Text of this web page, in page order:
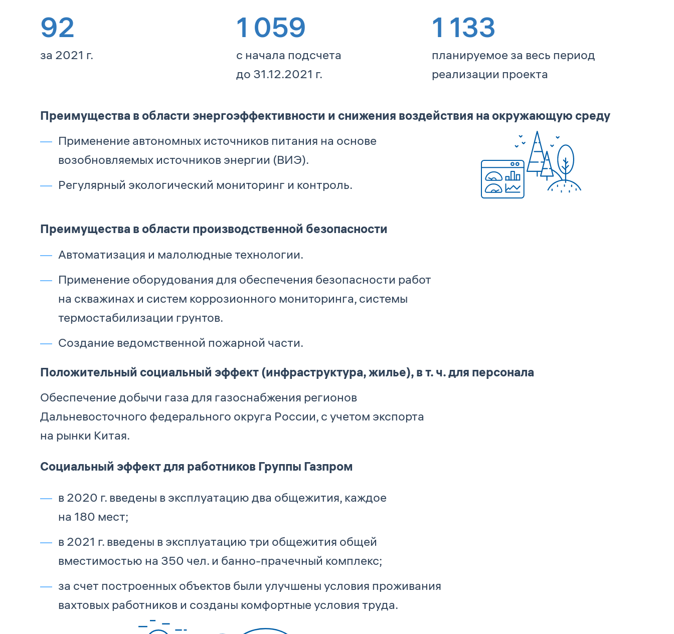
92
за 2021 г.
1 059
с начала подсчета
до 31.12.2021 г.
1 133
планируемое за весь период
реализации проекта
Преимущества в области энергоэффективности и снижения воздействия на окружающую среду
Применение автономных источников питания на основе
возобновляемых источников энергии (ВИЭ).
Регулярный экологический мониторинг и контроль.
Преимущества в области производственной безопасности
Автоматизация и малолюдные технологии.
Применение оборудования для обеспечения безопасности работ
на скважинах и систем коррозионного мониторинга, системы
термостабилизации грунтов.
Создание ведомственной пожарной части.
Положительный социальный эффект (инфраструктура, жилье), в т. ч. для персонала
Обеспечение добычи газа для газоснабжения регионов
Дальневосточного федерального округа России, с учетом экспорта
на рынки Китая.
Социальный эффект для работников Группы Газпром
в 2020 г. введены в эксплуатацию два общежития, каждое
на 180 мест;
в 2021 г. введены в эксплуатацию три общежития общей
вместимостью на 350 чел. и банно-прачечный комплекс;
за счет построенных объектов были улучшены условия проживания
вахтовых работников и созданы комфортные условия труда.